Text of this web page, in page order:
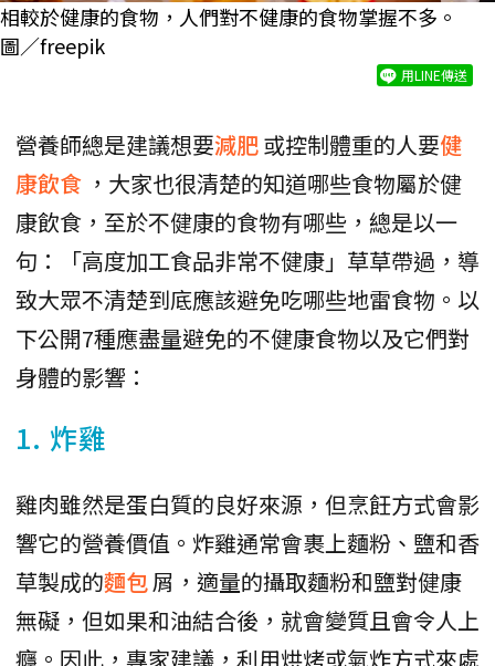
相較於健康的食物，人們對不健康的食物掌握不多。
圖／freepik
用LINE傳送
營養師總是建議想要減肥或控制體重的人要健
康飲食 ，大家也很清楚的知道哪些食物屬於健
康飲食，至於不健康的食物有哪些，總是以一
句：「高度加工食品非常不健康」草草帶過，導
致大眾不清楚到底應該避免吃哪些地雷食物。以
下公開7種應盡量避免的不健康食物以及它們對
身體的影響：
1. 炸雞
雞肉雖然是蛋白質的良好來源，但烹飪方式會影
響它的營養價值。炸雞通常會裹上麵粉、鹽和香
草製成的麵包屑，適量的攝取麵粉和鹽對健康
無礙，但如果和油結合後，就會變質且會令人上
癮。因此，專家建議，利用烘烤或氣炸方式來處